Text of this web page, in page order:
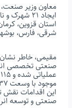
معاون وزیر
استان قزوین،
شرقی، فارس،
صنعتی تخصصی
این اقدامات نقش
صنعتی و توسعه